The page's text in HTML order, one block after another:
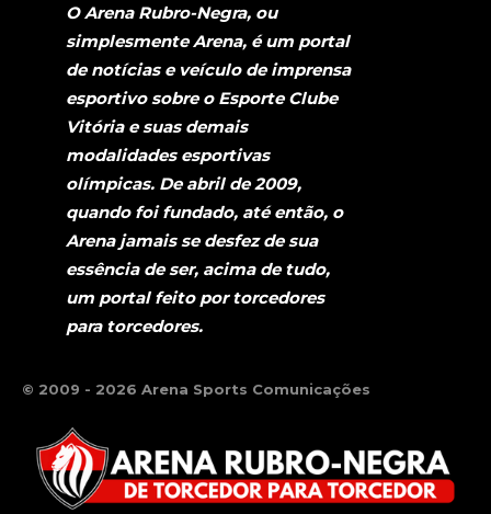
O Arena Rubro-Negra, ou
simplesmente Arena, é um portal
de notícias e veículo de imprensa
esportivo sobre o Esporte Clube
Vitória e suas demais
modalidades esportivas
olímpicas. De abril de 2009,
quando foi fundado, até então, o
Arena jamais se desfez de sua
essência de ser, acima de tudo,
um portal feito por torcedores
para torcedores.
© 2009 - 2026 Arena Sports Comunicações